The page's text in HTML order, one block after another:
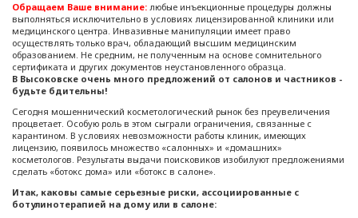
Обращаем Ваше внимание: любые инъекционные процедуры должны
выполняться исключительно в условиях лицензированной клиники или
медицинского центра. Инвазивные манипуляции имеет право
осуществлять только врач, обладающий высшим медицинским
образованием. Не средним, не полученным на основе сомнительного
сертификата и других документов неустановленного образца.
В Высоковске очень много предложений от салонов и частников -
будьте бдительны!
Сегодня мошеннический косметологический рынок без преувеличения
процветает. Особую роль в этом сыграли ограничения, связанные с
карантином. В условиях невозможности работы клиник, имеющих
лицензию, появилось множество «салонных» и «домашних»
косметологов. Результаты выдачи поисковиков изобилуют предложениями
сделать «ботокс дома» или «ботокс в салоне».
Итак, каковы самые серьезные риски, ассоциированные с
ботулинотерапией на дому или в салоне: